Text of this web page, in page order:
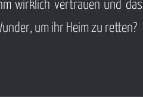
Leben
wirklich vertrauen und das
um ihr Heim zu retten?